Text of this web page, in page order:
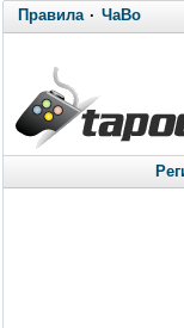
Правила· ЧаВо